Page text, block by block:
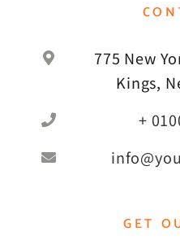
775 New
Kings,
+
GET